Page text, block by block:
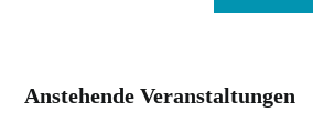
ein
Anstehende Veranstaltungen